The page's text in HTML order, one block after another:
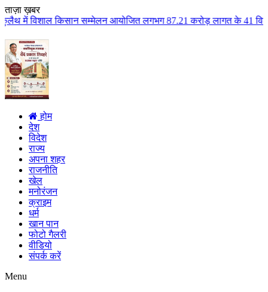
ताज़ा ख़बर
आयोजित लगभग 87.21 करोड़ लागत के 41 विकास कार्यों का किया
होम
देश
विदेश
राज्य
अपना शहर
राजनीति
खेल
मनोरंजन
क्राइम
धर्म
खान पान
फोटो गैलरी
वीडियो
संपर्क करें
Menu